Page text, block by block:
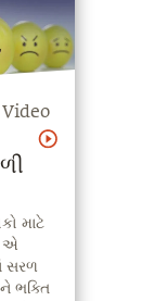
Video
માટે
એ
સરળ
ભક્તિ